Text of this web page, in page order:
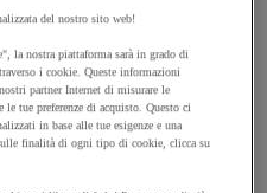
lm - Scangrip
del nostro sito web!
la nostra piattaforma sarà in grado di
i cookie. Queste informazioni
partner Internet di misurare le
le tue preferenze di acquisto. Questo ci
in base alle tue esigenze e una
finalità di ogni tipo di cookie, clicca su